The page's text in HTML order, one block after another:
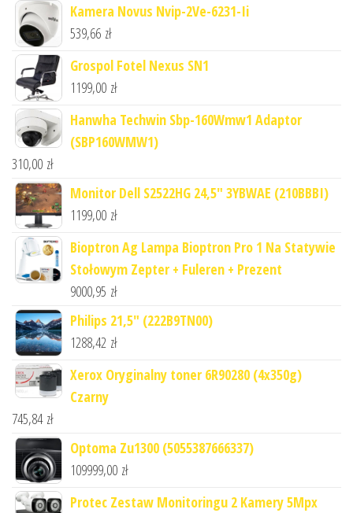
Kamera Novus Nvip-2Ve-6231-Ii
539,66 zł
Grospol Fotel Nexus SN1
1199,00 zł
Hanwha Techwin Sbp-160Wmw1 Adaptor
(SBP160WMW1)
310,00 zł
Monitor Dell S2522HG 24,5" 3YBWAE (210BBBI)
1199,00 zł
Bioptron Ag Lampa Bioptron Pro 1 Na Statywie
Stołowym Zepter + Fuleren + Prezent
9000,95 zł
Philips 21,5" (222B9TN00)
1288,42 zł
Xerox Oryginalny toner 6R90280 (4x350g)
Czarny
745,84 zł
Optoma Zu1300 (5055387666337)
109999,00 zł
Protec Zestaw Monitoringu 2 Kamery 5Mpx